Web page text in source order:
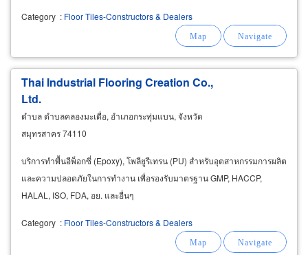
Category : Floor Tiles-Constructors & Dealers
Thai Industrial Flooring Creation Co.,
Ltd.
ตำบล ตำบลคลองมะเดื่อ, อำเภอกระทุ่มแบน, จังหวัด
สมุทรสาคร 74110
บริการทำพื้นอีพ็อกซี่ (Epoxy), โพลียูรีเทรน (PU) สำหรับอุตสาหกรรมการผลิต
และความปลอดภัยในการทำงาน เพื่อรองรับมาตรฐาน GMP, HACCP,
HALAL, ISO, FDA, อย. และอื่นๆ
Category : Floor Tiles-Constructors & Dealers